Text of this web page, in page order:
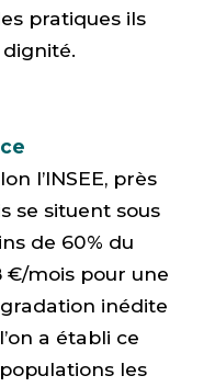
pratiques ils
l’INSEE, près
se situent sous
de 60% du
€/mois pour une
inédite
a établi ce
les